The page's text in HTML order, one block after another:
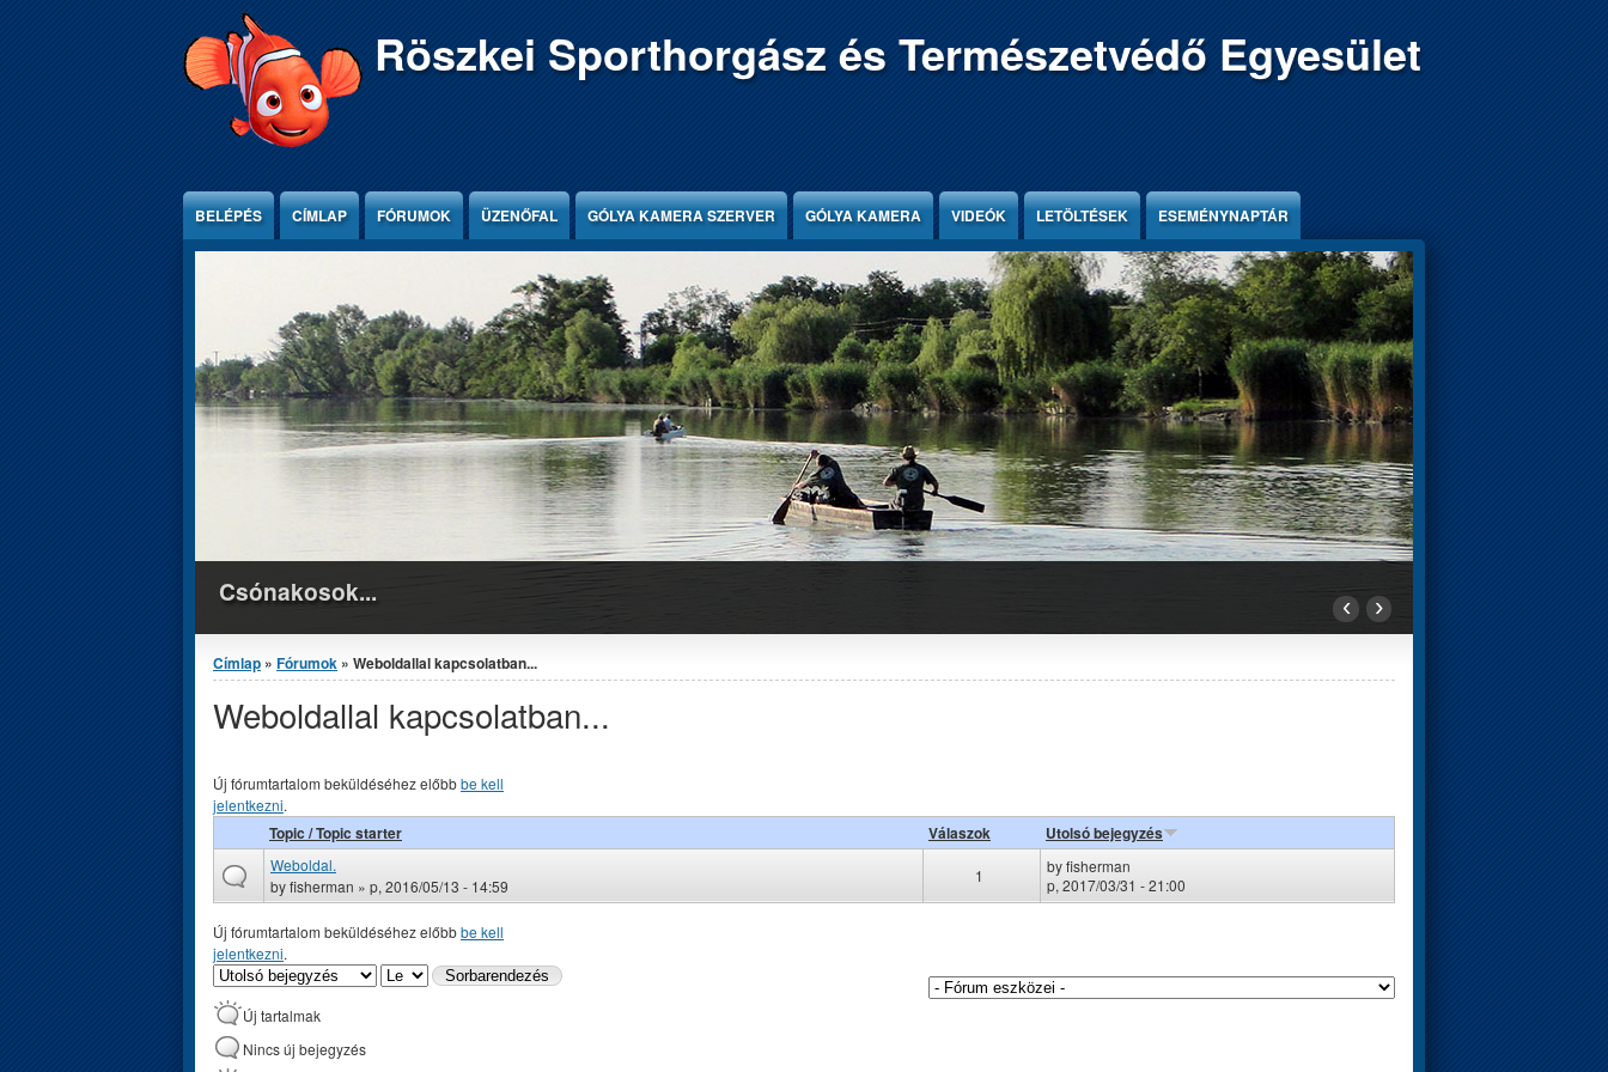
Röszkei Sporthorgász és Természetvédő Egyesület
BELÉPÉS CÍMLAP FÓRUMOK ÜZENŐFAL GÓLYA KAMERA SZERVER GÓLYA KAMERA VIDEÓK LETÖLTÉSEK ESEMÉNYNAPTÁR
Csónakosok... ‹ ›
Jelenlegi hely
Címlap » Fórumok » Weboldallal kapcsolatban...
Weboldallal kapcsolatban...
Új fórumtartalom beküldéséhez előbbbe kell
jelentkezni.
Topic / Topic starter Válaszok Utolsó bejegyzés
Weboldal.
byfisherman » p, 2016/05/13 - 14:59
1 byfisherman
p, 2017/03/31 - 21:00
Új fórumtartalom beküldéséhez előbbbe kell
jelentkezni.
RENDEZÉS SZEMPONTJA SORBARENDEZÉS
Új tartalmak
Nincs új bejegyzés